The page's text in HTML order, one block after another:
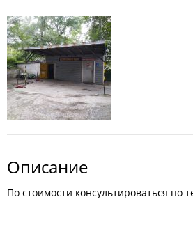
Описание
По стоимости консультироваться по